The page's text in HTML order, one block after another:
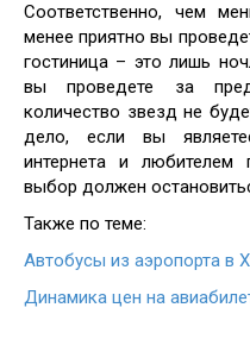
Соответственно, чем
менее приятно вы
гостиница – это лишь
вы проведете за
количество звезд не
дело, если вы
интернета и
выбор должен
Также по теме:
Автобусы из аэропорта в
Динамика цен на